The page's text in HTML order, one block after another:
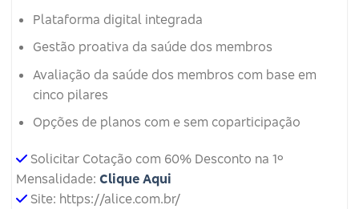
Plataforma digital integrada
Gestão proativa da saúde dos membros
Avaliação da saúde dos membros com base em
cinco pilares
Opções de planos com e sem coparticipação
Solicitar Cotação com 60% Desconto na 1º
Mensalidade: Clique Aqui
Site: https://alice.com.br/